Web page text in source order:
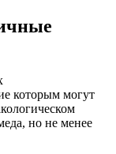
которым могут
но не менее